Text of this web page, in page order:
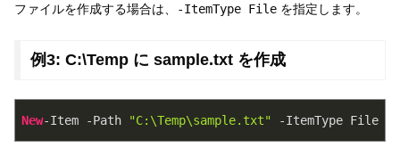
ファイルを作成する場合は、 -ItemType File を指定します。
例3: C:\Temp に sample.txt を作成
New-Item -Path "C:\Temp\sample.txt" -ItemType File